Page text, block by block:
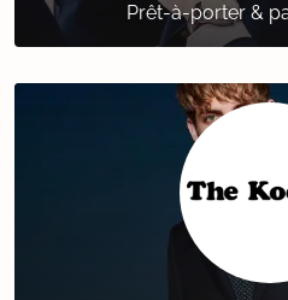
Prêt-à-porter &